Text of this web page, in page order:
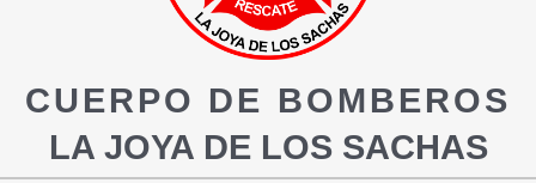
CUERPO DE BOMBEROS
LA JOYA DE LOS SACHAS